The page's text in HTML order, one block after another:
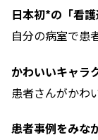
日本初*の「看
自分の病室で患
かわいいキャラ
患者さんがかわ
患者事例をみな